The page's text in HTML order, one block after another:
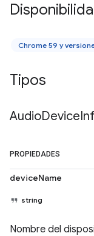
Chrome 59 y
Tipos
AudioDevice
PROPIEDADES
deviceName
string
Nombre del